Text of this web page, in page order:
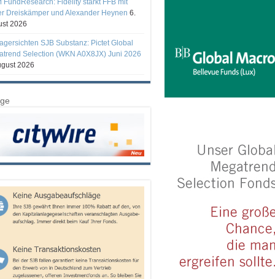
FundResearch: Fidelity stärkt FFB mit
Dreiskämper und Alexander Heynen 6.
2026
SJB Substanz: Pictet Global
Selection (WKN A0X8JX) Juni 2026
2026